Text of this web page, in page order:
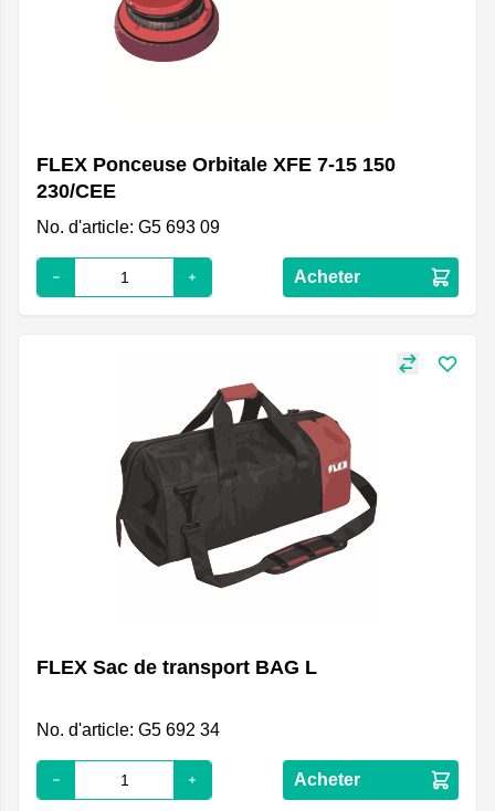
FLEX Ponceuse Orbitale XFE 7-15 150
230/CEE
No. d'article: G5 693 09
Acheter
FLEX Sac de transport BAG L
No. d'article: G5 692 34
Acheter